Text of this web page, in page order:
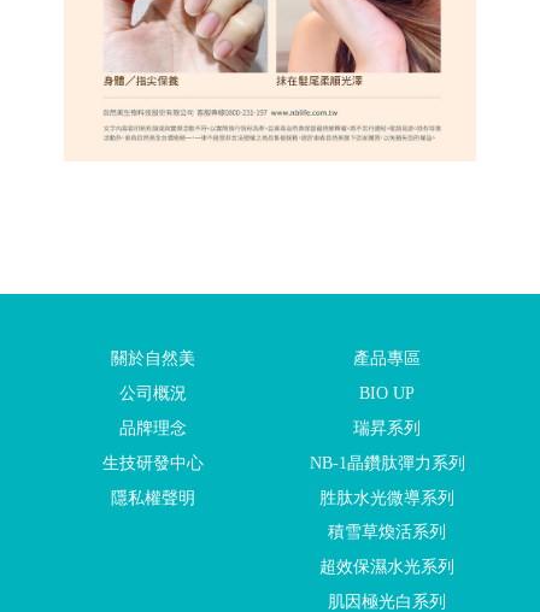
關於自然美
公司概況
品牌理念
生技研發中心
隱私權聲明
產品專區
BIO UP
瑞昇系列
NB-1晶鑽肽彈力系列
胜肽水光微導系列
積雪草煥活系列
超效保濕水光系列
肌因極光白系列